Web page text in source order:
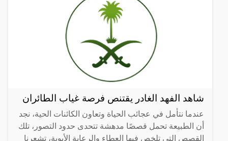
شاهد الفهد الغادر يقتنص فرصة غياب الطائران
عندما نتأمل في عجائب الحياة وتعاون الكائنات الحية، نجد
أن الطبيعة تحمل قصصًا مدهشة تتحدى حدود التصور، تلك
القصص التي تلخص فيها العطاء والرعاية الأبوية، تشعرنا